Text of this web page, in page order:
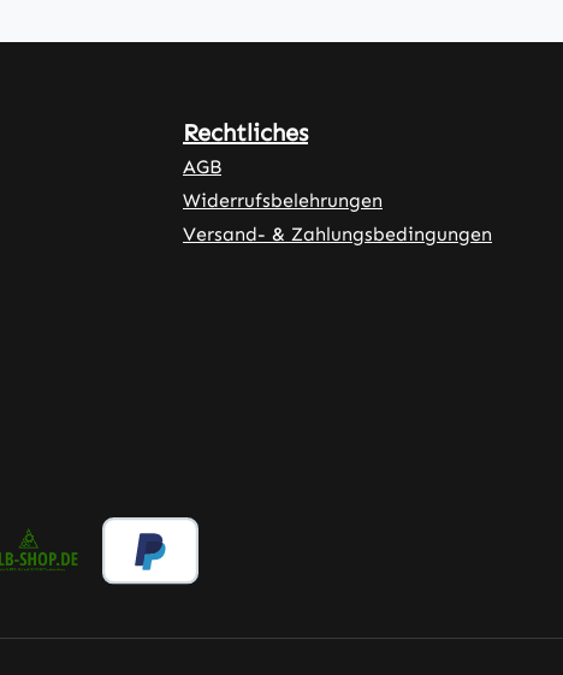
Rechtliches
AGB
Widerrufsbelehrungen
Versand- & Zahlungsbedingungen